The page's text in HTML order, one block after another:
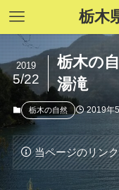
栃木
栃木の
湯滝
2019
5/22
栃木の自然 2019年
当ページのリン